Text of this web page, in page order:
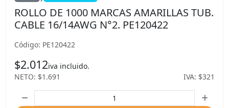
ROLLO DE 1000 MARCAS AMARILLAS TUB.
CABLE 16/14AWG N°2. PE120422
Código: PE120422
$2.012iva incluido.
NETO: $1.691
IVA: $321